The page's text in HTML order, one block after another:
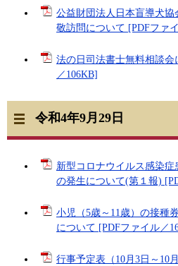
公益財団法人日本盲導犬
敬訪問について [PDFファ
法の日司法書士無料相談
／106KB]
令和4年9月29日
新型コロナウイルス感染症
の発生について(第１報)
小児（5歳～11歳）の接種
について [PDFファイル／
行事予定表（10月3日～10